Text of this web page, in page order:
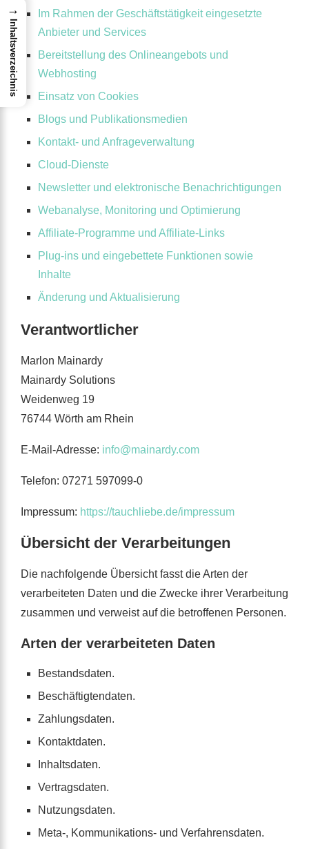
Im Rahmen der Geschäftstätigkeit eingesetzte
Anbieter und Services
Bereitstellung des Onlineangebots und
Webhosting
Einsatz von Cookies
Blogs und Publikationsmedien
Kontakt- und Anfrageverwaltung
Cloud-Dienste
Newsletter und elektronische Benachrichtigungen
Webanalyse, Monitoring und Optimierung
Affiliate-Programme und Affiliate-Links
Plug-ins und eingebettete Funktionen sowie
Inhalte
Änderung und Aktualisierung
Verantwortlicher
Marlon Mainardy
Mainardy Solutions
Weidenweg 19
76744 Wörth am Rhein
E-Mail-Adresse: info@mainardy.com
Telefon: 07271 597099-0
Impressum: https://tauchliebe.de/impressum
Übersicht der Verarbeitungen
Die nachfolgende Übersicht fasst die Arten der
verarbeiteten Daten und die Zwecke ihrer Verarbeitung
zusammen und verweist auf die betroffenen Personen.
Arten der verarbeiteten Daten
Bestandsdaten.
Beschäftigtendaten.
Zahlungsdaten.
Kontaktdaten.
Inhaltsdaten.
Vertragsdaten.
Nutzungsdaten.
Meta-, Kommunikations- und Verfahrensdaten.
→
Inhaltsverzeichnis